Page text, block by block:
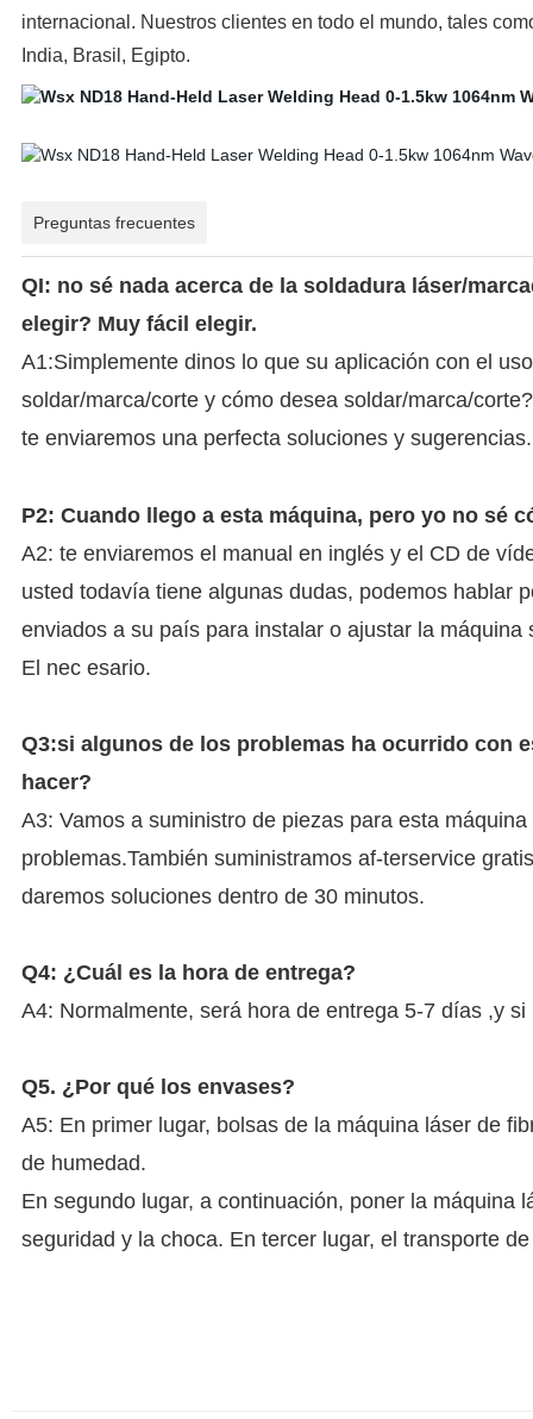
internacional. Nuestros clientes en todo el mundo, tales
India, Brasil, Egipto.
Preguntas frecuentes
QI: no sé nada acerca de la soldadura láser/
elegir? Muy fácil elegir.
A1:Simplemente dinos lo que su aplicación con el
soldar/marca/corte y cómo desea soldar/marca/
te enviaremos una perfecta soluciones y sugerencias.
P2: Cuando llego a esta máquina, pero yo no sé
A2: te enviaremos el manual en inglés y el CD de
usted todavía tiene algunas dudas, podemos hablar
enviados a su país para instalar o ajustar la máquina
El nec esario.
Q3:si algunos de los problemas ha ocurrido con
hacer?
A3: Vamos a suministro de piezas para esta
problemas.También suministramos af-terservice
daremos soluciones dentro de 30 minutos.
Q4: ¿Cuál es la hora de entrega?
A4: Normalmente, será hora de entrega 5-7 días ,y
Q5. ¿Por qué los envases?
A5: En primer lugar, bolsas de la máquina láser de
de humedad.
En segundo lugar, a continuación, poner la máquina
seguridad y la choca. En tercer lugar, el transporte